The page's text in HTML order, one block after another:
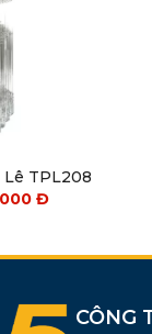
TPL208
Đ
CÔNG